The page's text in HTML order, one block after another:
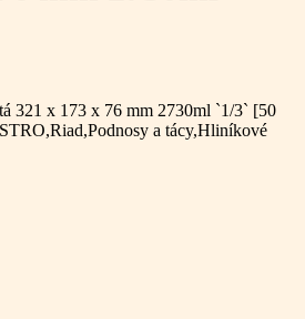
321 x 173 x 76 mm 2730ml `1/3` [50
a tácy,Hliníkové